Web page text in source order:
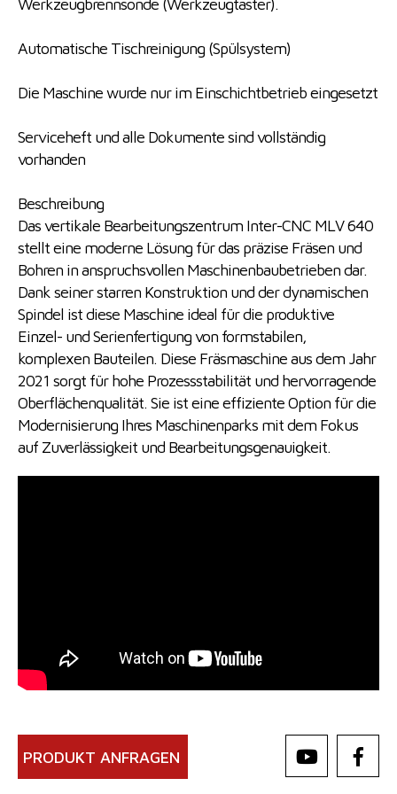
Werkzeugbrennsonde (Werkzeugtaster).
Automatische Tischreinigung (Spülsystem)
Die Maschine wurde nur im Einschichtbetrieb eingesetzt
Serviceheft und alle Dokumente sind vollständig
vorhanden
Beschreibung
Das vertikale Bearbeitungszentrum Inter-CNC MLV 640
stellt eine moderne Lösung für das präzise Fräsen und
Bohren in anspruchsvollen Maschinenbaubetrieben dar.
Dank seiner starren Konstruktion und der dynamischen
Spindel ist diese Maschine ideal für die produktive
Einzel- und Serienfertigung von formstabilen,
komplexen Bauteilen. Diese Fräsmaschine aus dem Jahr
2021 sorgt für hohe Prozessstabilität und hervorragende
Oberflächenqualität. Sie ist eine effiziente Option für die
Modernisierung Ihres Maschinenparks mit dem Fokus
auf Zuverlässigkeit und Bearbeitungsgenauigkeit.
PRODUKT ANFRAGEN